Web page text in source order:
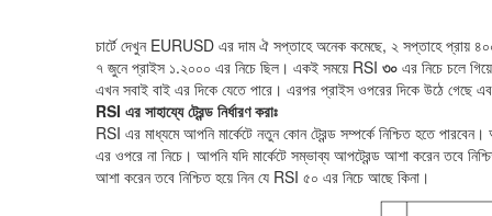
চার্টে দেখুন EURUSD এর দাম ঐ সপ্তাহে অনেক কমেছে, ২ সপ্তাহে প্রায়
৭ জুনে প্রাইস ১.২০০০ এর নিচে ছিল। একই সময়ে RSI ৩০ এর নিচে চলে
এখন সবাই বাই এর দিকে যেতে পারে। এরপর প্রাইস ওপরের দিকে উঠে গেছে
RSI এর সাহায্যে ট্রেন্ড নির্ধারণ করাঃ
RSI এর মাধ্যমে আপনি মার্কেটে নতুন কোন ট্রেন্ড সম্পর্কে নিশ্চিত হতে
এর ওপরে না নিচে। আপনি যদি মার্কেটে সম্ভাব্য আপট্রেন্ড আশা করেন তবে
আশা করেন তবে নিশ্চিত হয়ে নিন যে RSI ৫০ এর নিচে আছে কিনা।